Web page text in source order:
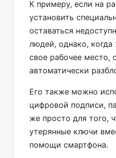
К примеру, если на
установить
оставаться
людей, однако, когда
свое рабочее место,
автоматически
Его также можно
цифровой подписи,
же просто для того,
утерянные ключи
помощи смартфона.